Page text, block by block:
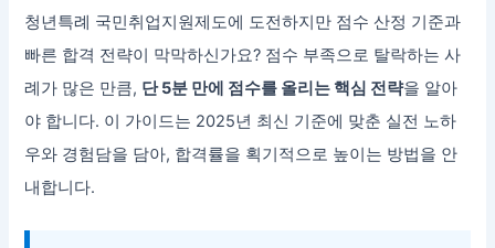
청년특례 국민취업지원제도에 도전하지만 점수 산정 기준과
빠른 합격 전략이 막막하신가요? 점수 부족으로 탈락하는 사
례가 많은 만큼, 단 5분 만에 점수를 올리는 핵심 전략을 알아
야 합니다. 이 가이드는 2025년 최신 기준에 맞춘 실전 노하
우와 경험담을 담아, 합격률을 획기적으로 높이는 방법을 안
내합니다.